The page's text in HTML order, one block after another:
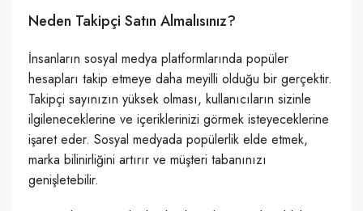
Neden Takipçi Satın Almalısınız?
İnsanların sosyal medya platformlarında popüler
hesapları takip etmeye daha meyilli olduğu bir gerçektir.
Takipçi sayınızın yüksek olması, kullanıcıların sizinle
ilgileneceklerine ve içeriklerinizi görmek isteyeceklerine
işaret eder. Sosyal medyada popülerlik elde etmek,
marka bilinirliğini artırır ve müşteri tabanınızı
genişletebilir.